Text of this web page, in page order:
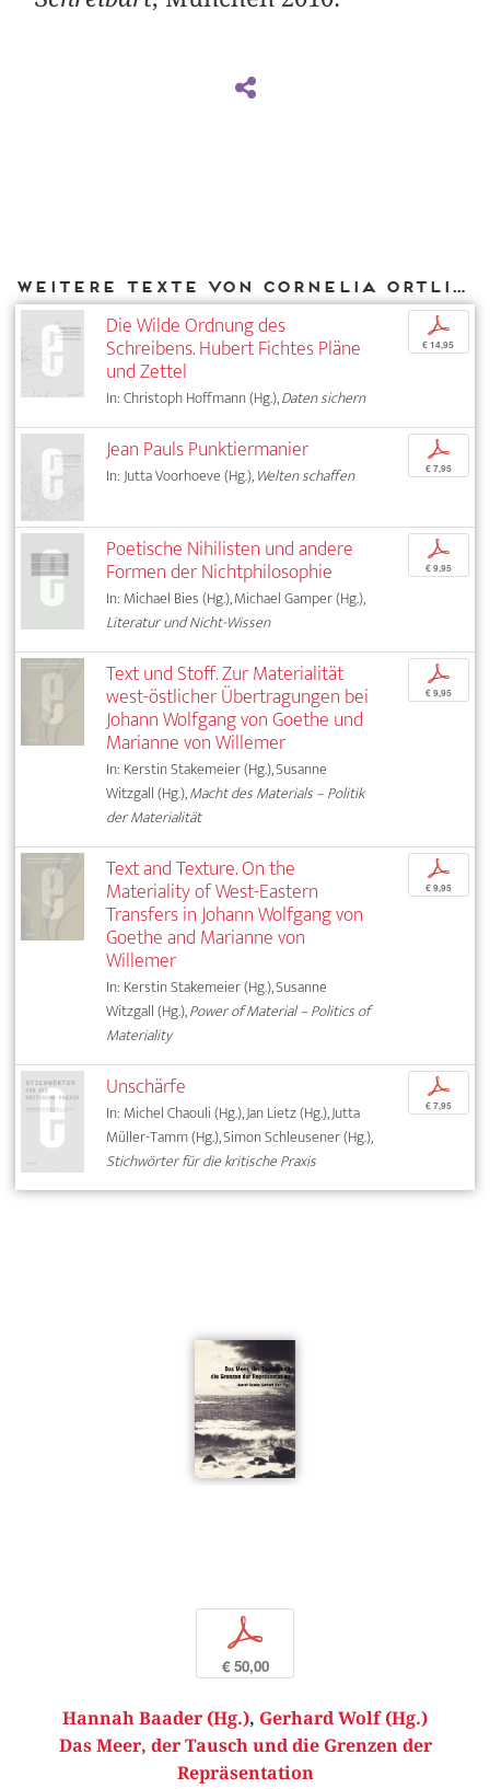
Weitere Texte von Cornelia Ortlieb bei DIAPHANES
Die Wilde Ordnung des
Schreibens. Hubert Fichtes Pläne
und Zettel
In: Christoph Hoffmann (Hg.),Daten sichern
p
€ 14,95
Jean Pauls Punktiermanier
In: Jutta Voorhoeve (Hg.),Welten schaffen
p
€ 7,95
Poetische Nihilisten und andere
Formen der Nichtphilosophie
In: Michael Bies (Hg.), Michael Gamper (Hg.),
Literatur und Nicht-Wissen
p
€ 9,95
Text und Stoff. Zur Materialität
west-östlicher Übertragungen bei
Johann Wolfgang von Goethe und
Marianne von Willemer
In: Kerstin Stakemeier (Hg.), Susanne
Witzgall (Hg.),Macht des Materials – Politik
der Materialität
p
€ 9,95
Text and Texture. On the
Materiality of West-Eastern
Transfers in Johann Wolfgang von
Goethe and Marianne von
Willemer
In: Kerstin Stakemeier (Hg.), Susanne
Witzgall (Hg.),Power of Material – Politics of
Materiality
p
€ 9,95
Unschärfe
In: Michel Chaouli (Hg.), Jan Lietz (Hg.), Jutta
Müller-Tamm (Hg.), Simon Schleusener (Hg.),
Stichwörter für die kritische Praxis
p
€ 7,95
p
€ 50,00
Hannah Baader (Hg.), Gerhard Wolf (Hg.)
Das Meer, der Tausch und die Grenzen der
Repräsentation